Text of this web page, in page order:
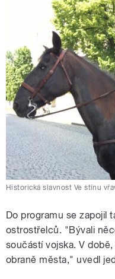
Historická slavnost Ve stínu
Do programu se zapojil
ostrostřelců. "Bývali
součástí vojska. V
obraně města," uvedl